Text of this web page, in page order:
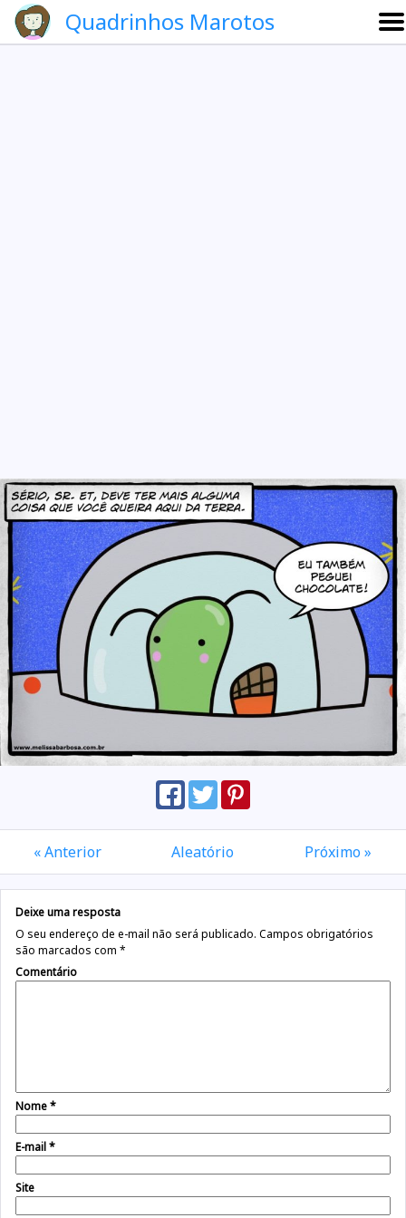
Quadrinhos Marotos
« Anterior Aleatório Próximo »
Deixe uma resposta
O seu endereço de e-mail não será publicado. Campos obrigatórios
são marcados com *
Comentário
Nome*
E-mail*
Site